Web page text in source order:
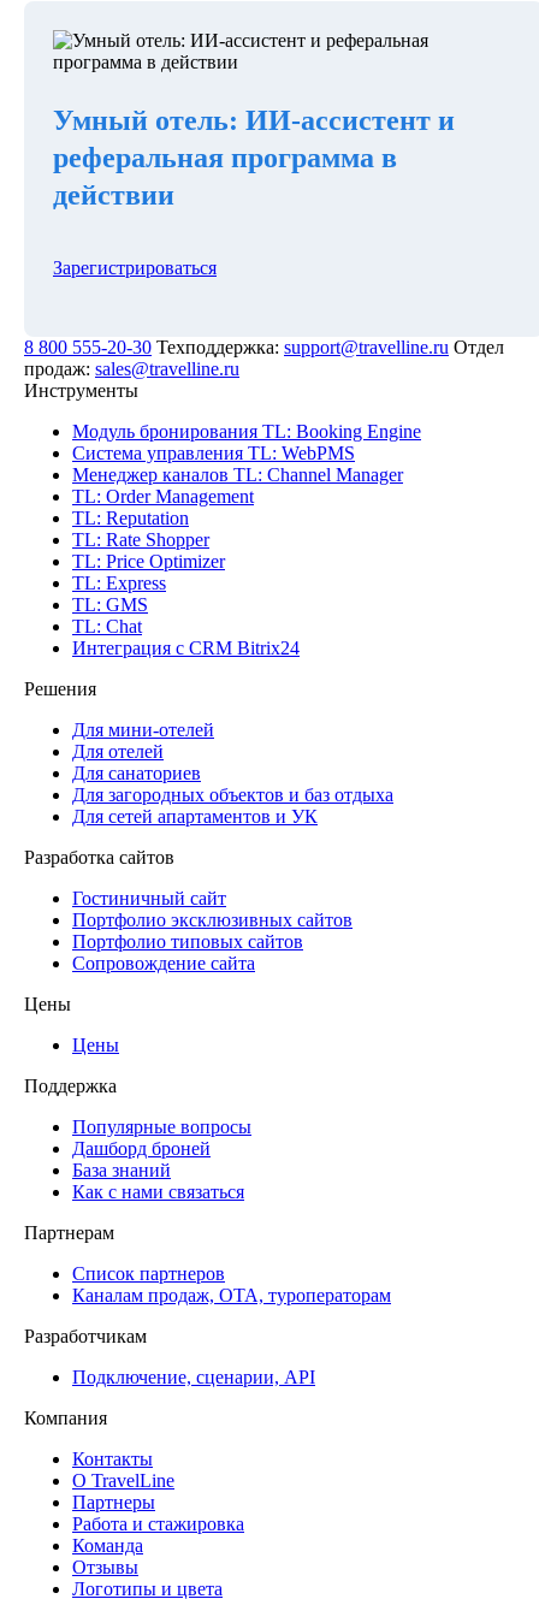
Умный отель: ИИ-ассистент и
реферальная программа в
действии
Зарегистрироваться
8 800 555-20-30 Техподдержка: support@travelline.ru Отдел
продаж: sales@travelline.ru
Инструменты
Модуль бронирования TL: Booking Engine
Система управления TL: WebPMS
Менеджер каналов TL: Channel Manager
TL: Order Management
TL: Reputation
TL: Rate Shopper
TL: Price Optimizer
TL: Express
TL: GMS
TL: Chat
Интеграция с CRM Bitrix24
Решения
Для мини-отелей
Для отелей
Для санаториев
Для загородных объектов и баз отдыха
Для сетей апартаментов и УК
Разработка сайтов
Гостиничный сайт
Портфолио эксклюзивных сайтов
Портфолио типовых сайтов
Сопровождение сайта
Цены
Цены
Поддержка
Популярные вопросы
Дашборд броней
База знаний
Как с нами связаться
Партнерам
Список партнеров
Каналам продаж, ОТА, туроператорам
Разработчикам
Подключение, сценарии, API
Компания
Контакты
О TravelLine
Партнеры
Работа и стажировка
Команда
Отзывы
Логотипы и цвета